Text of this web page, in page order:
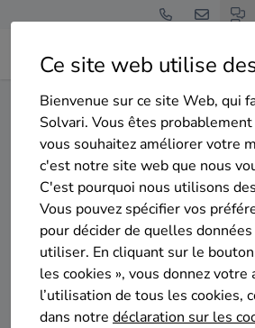
Ce site web utilise
Bienvenue sur ce site Web, qui
Solvari. Vous êtes probablement
vous souhaitez améliorer votre
c'est notre site web que nous
C'est pourquoi nous utilisons
Vous pouvez spécifier vos
pour décider de quelles
utiliser. En cliquant sur le
les cookies », vous donnez votre
l’utilisation de tous les cookies,
dans notre déclaration sur les
Home Isolation de la toiture Namur
Gratuit et sans
Top 20 des entreprises
d'isolation de la
Hastière